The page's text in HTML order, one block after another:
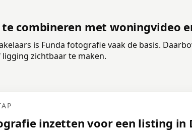
te combineren met woningvideo
is Funda fotografie vaak de basis.
zichtbaar te maken.
inzetten voor een listing in